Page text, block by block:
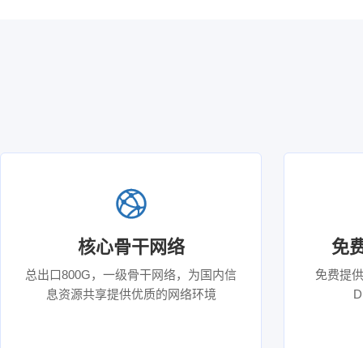

核心骨干网络
总出口800G，一级骨干网络，为国内信
息资源共享提供优质的网络环境
免
免费提